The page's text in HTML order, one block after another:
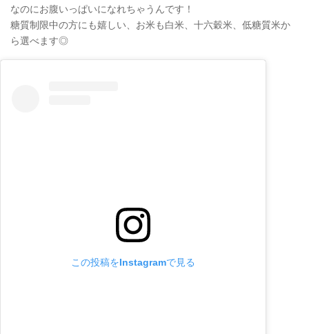
なのにお腹いっぱいになれちゃうんです！
糖質制限中の方にも嬉しい、お米も白米、十六穀米、低糖質米か
ら選べます◎
この投稿をInstagramで見る